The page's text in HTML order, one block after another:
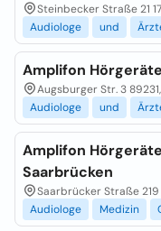
Steinbecker Straße 21
Audiologe
und
Amplifon
Augsburger Str. 3
Audiologe
und
Amplifon
Saarbrücken
Saarbrücker Straße
Audiologe
Medizin